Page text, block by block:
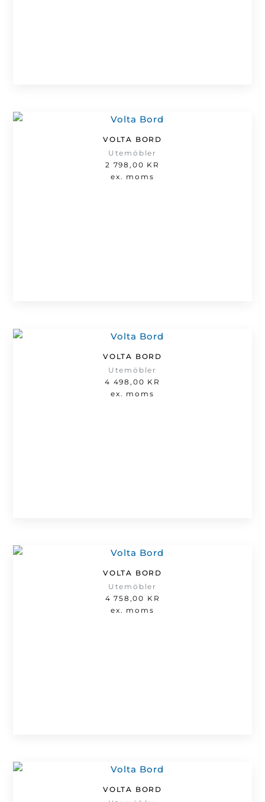
VOLTA BORD
Utemöbler
2 798,00 KR
ex. moms
VOLTA BORD
Utemöbler
4 498,00 KR
ex. moms
VOLTA BORD
Utemöbler
4 758,00 KR
ex. moms
VOLTA BORD